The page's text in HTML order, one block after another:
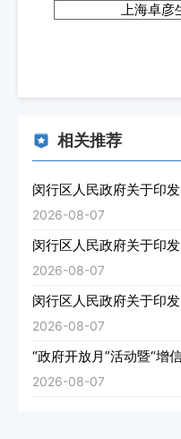
上海卓彦
相关推荐
闵行区人民政府关于印
2026-08-07
闵行区人民政府关于印
2026-08-07
闵行区人民政府关于印
2026-08-07
“政府开放月”活动暨“增
2026-08-07